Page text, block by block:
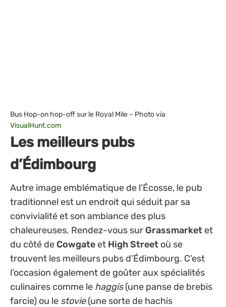
Bus Hop-on hop-off sur le Royal Mile – Photo via
VisualHunt.com
Les meilleurs pubs
d’Édimbourg
Autre image emblématique de l’Écosse, le pub
traditionnel est un endroit qui séduit par sa
convivialité et son ambiance des plus
chaleureuses. Rendez-vous sur Grassmarket et
du côté de Cowgate et High Street où se
trouvent les meilleurs pubs d’Édimbourg. C’est
l’occasion également de goûter aux spécialités
culinaires comme le haggis(une panse de brebis
farcie) ou le stovie(une sorte de hachis